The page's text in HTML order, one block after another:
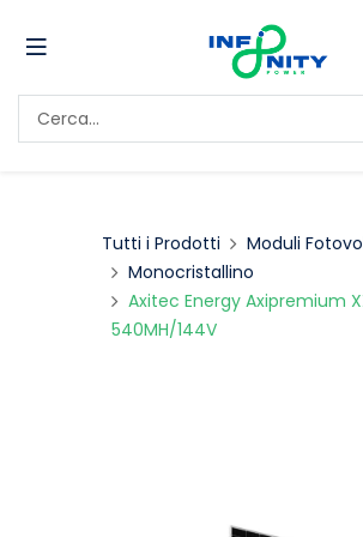
Tutti i Prodotti
Moduli
Monocristallino
Axitec Energy Axipremium
540MH/144V